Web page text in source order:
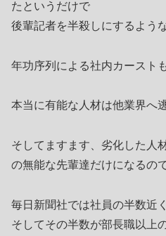
たというだけで
後輩記者を半殺しにするよう
年功序列による社内カースト
本当に有能な人材は他業界へ
そしてますます、劣化した人
の無能な先輩達だけになるの
毎日新聞社では社員の半数近
そしてその半数が部長職以上